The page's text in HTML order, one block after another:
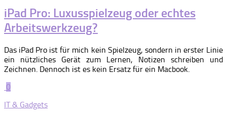
iPad Pro: Luxusspielzeug oder echtes
Arbeitswerkzeug?
Das iPad Pro ist für mich kein Spielzeug, sondern in erster Linie
ein nützliches Gerät zum Lernen, Notizen schreiben und
Zeichnen. Dennoch ist es kein Ersatz für ein Macbook.
0
IT & Gadgets